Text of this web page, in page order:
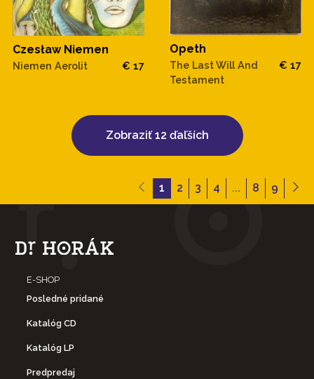
Czesław Niemen
Niemen Aerolit € 17
Opeth
The Last Will And
Testament
€ 17
Zobraziť 12 ďaľších
1 2 3 4 ... 8 9
E-SHOP
Posledné pridané
Katalóg CD
Katalóg LP
Predpredaj